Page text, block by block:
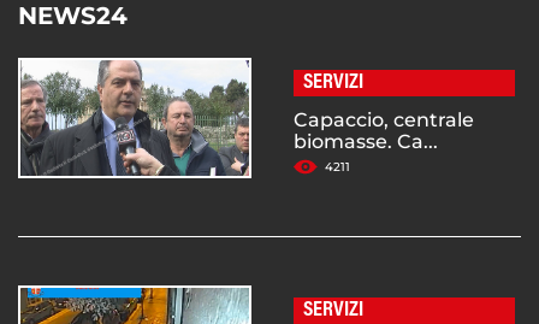
NEWS24
SERVIZI
Capaccio, centrale
biomasse. Ca...
4211
SERVIZI